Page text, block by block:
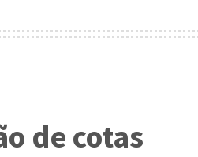
de cotas